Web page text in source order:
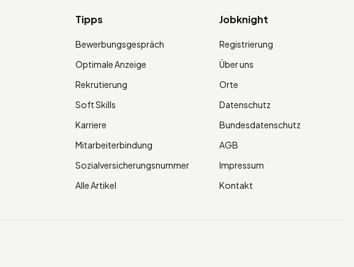
Tipps
Bewerbungsgespräch
Optimale Anzeige
Rekrutierung
Soft Skills
Karriere
Mitarbeiterbindung
Sozialversicherungsnummer
Alle Artikel
Jobknight
Registrierung
Über uns
Orte
Datenschutz
Bundesdatenschutz
AGB
Impressum
Kontakt